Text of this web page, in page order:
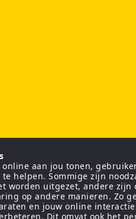
aan jou tonen,
helpen. Sommige zijn
worden uitgezet, andere zijn
op andere manieren. Zo
en jouw online
Dit omvat ook het